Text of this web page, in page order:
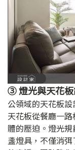
③ 燈光與天花板
公領域的天花板
天花板從餐廳一
體的壓迫。燈光
盞燈具，不僅消